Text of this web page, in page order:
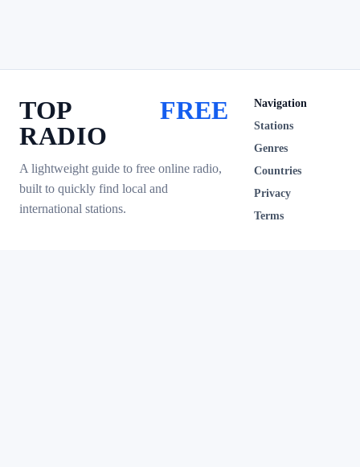
TOP
RADIO
FREE
A lightweight guide to free online radio,
built to quickly find local and
international stations.
Navigation
Stations
Genres
Countries
Privacy
Terms